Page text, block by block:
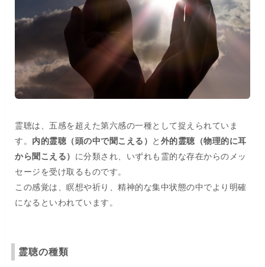
霊聴は、五感を超えた第六感の一種として捉えられていま
す。 内的霊聴（頭の中で聞こえる） と 外的霊聴（物理的に耳
から聞こえる） に分類され、いずれも霊的な存在からのメッ
セージを受け取るものです。
この感覚は、瞑想や祈り、精神的な集中状態の中でより明確
になるといわれています。
霊聴の種類